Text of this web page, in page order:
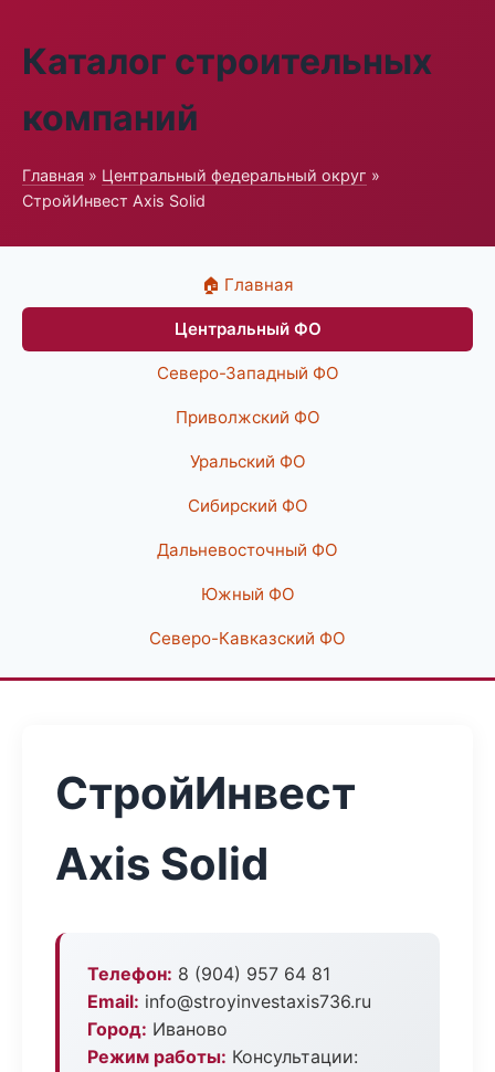
Каталог строительных
компаний
Главная » Центральный федеральный округ »
СтройИнвест Axis Solid
🏠 Главная
Центральный ФО
Северо-Западный ФО
Приволжский ФО
Уральский ФО
Сибирский ФО
Дальневосточный ФО
Южный ФО
Северо-Кавказский ФО
СтройИнвест
Axis Solid
Телефон: 8 (904) 957 64 81
Email: info@stroyinvestaxis736.ru
Город: Иваново
Режим работы: Консультации: